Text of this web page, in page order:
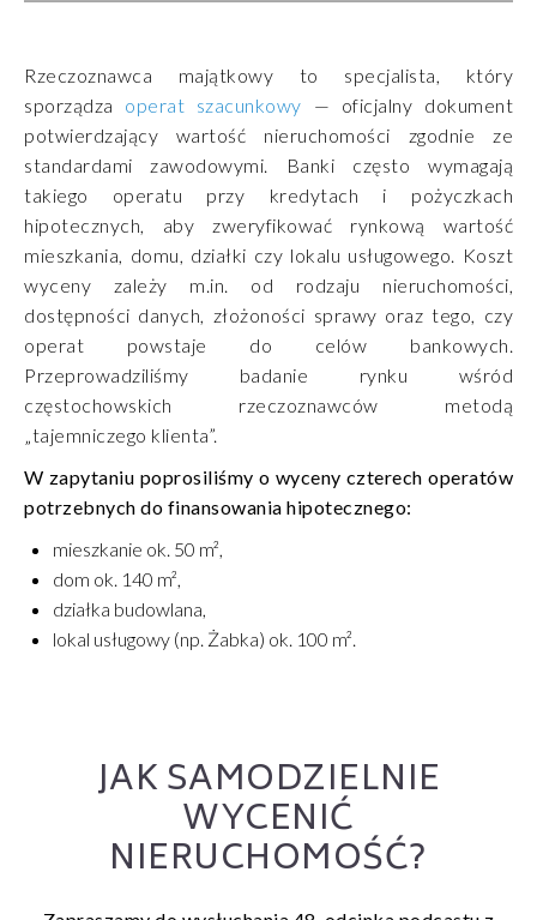
Rzeczoznawca majątkowy to specjalista, który
sporządza operat szacunkowy — oficjalny dokument
potwierdzający wartość nieruchomości zgodnie ze
standardami zawodowymi. Banki często wymagają
takiego operatu przy kredytach i pożyczkach
hipotecznych, aby zweryfikować rynkową wartość
mieszkania, domu, działki czy lokalu usługowego. Koszt
wyceny zależy m.in. od rodzaju nieruchomości,
dostępności danych, złożoności sprawy oraz tego, czy
operat powstaje do celów bankowych.
Przeprowadziliśmy badanie rynku wśród
częstochowskich rzeczoznawców metodą
„tajemniczego klienta”.
W zapytaniu poprosiliśmy o wyceny czterech operatów
potrzebnych do finansowania hipotecznego:
mieszkanie ok. 50 m²,
dom ok. 140 m²,
działka budowlana,
lokal usługowy (np. Żabka) ok. 100 m².
JAK SAMODZIELNIE
WYCENIĆ
NIERUCHOMOŚĆ?